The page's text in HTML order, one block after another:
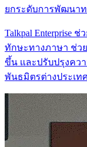
ยกระดับการพัฒนา
Talkpal Enterprise
ทักษะทางภาษา ช่ว
ขึ้น และปรับปรุงคว
พันธมิตรต่างประเท